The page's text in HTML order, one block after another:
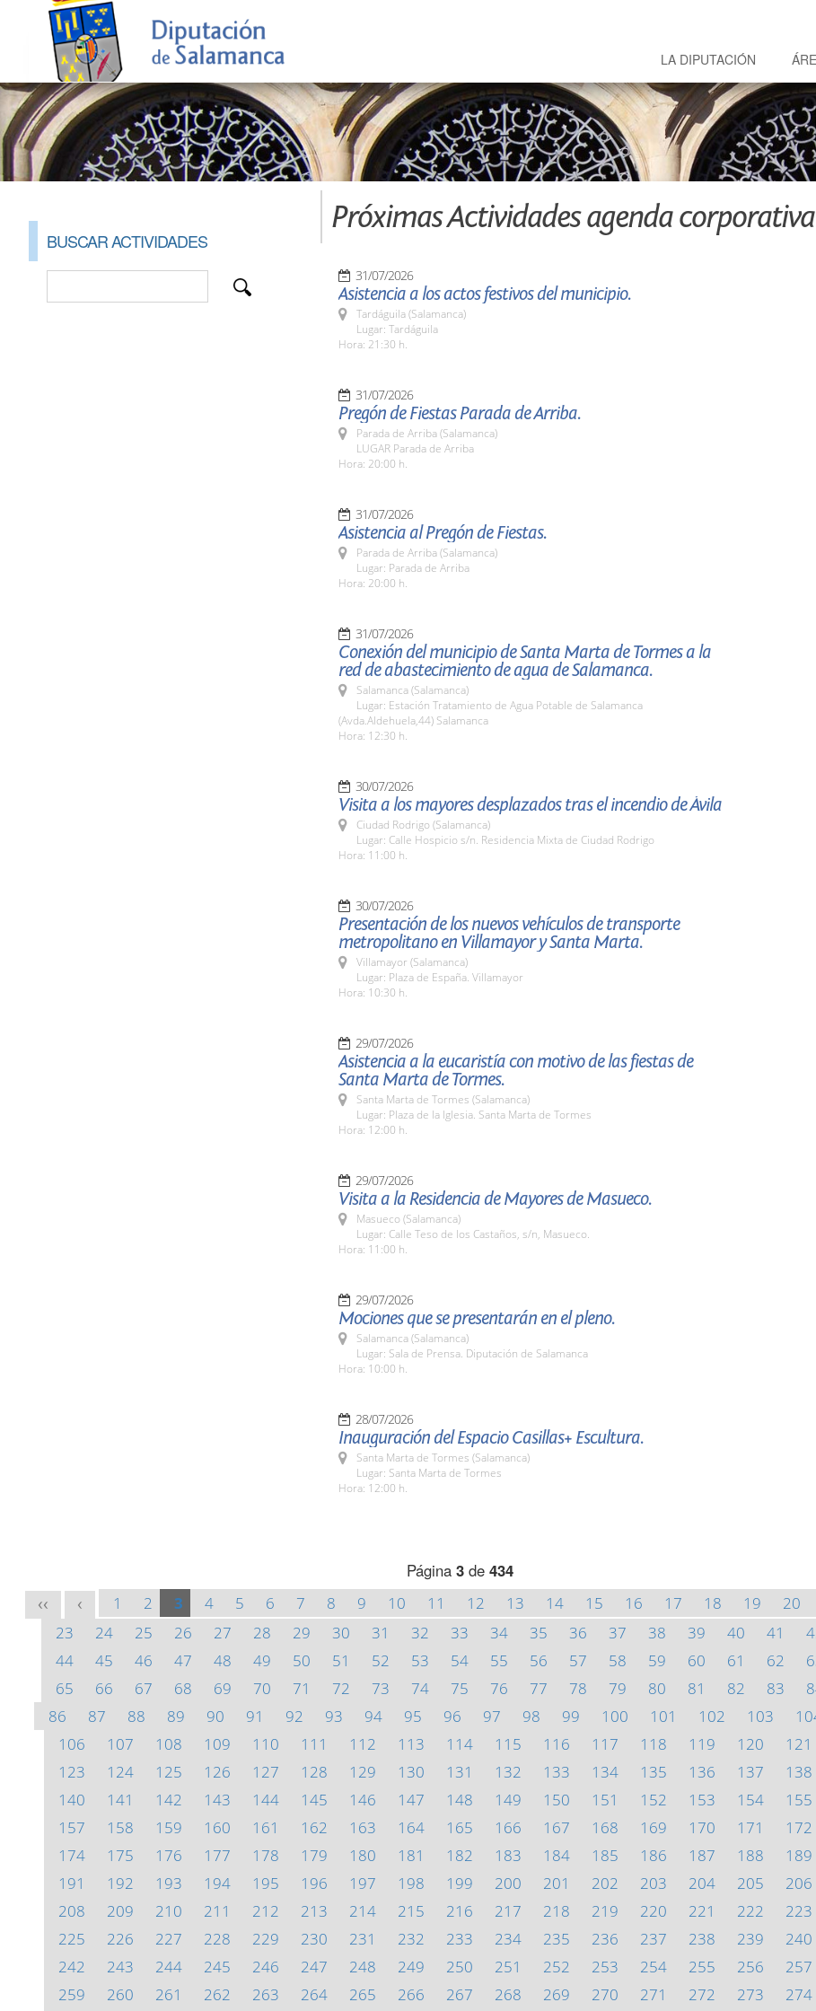
LA DIPUTACIÓN
BUSCAR ACTIVIDADES
Próximas Actividades agenda corporativa
31/07/2026
Asistencia a los actos festivos del municipio.
Tardáguila (Salamanca)
Lugar: Tardáguila
Hora: 21:30 h.
31/07/2026
Pregón de Fiestas Parada de Arriba.
Parada de Arriba (Salamanca)
LUGAR Parada de Arriba
Hora: 20:00 h.
31/07/2026
Asistencia al Pregón de Fiestas.
Parada de Arriba (Salamanca)
Lugar: Parada de Arriba
Hora: 20:00 h.
31/07/2026
Conexión del municipio de Santa Marta de Tormes a la
red de abastecimiento de agua de Salamanca.
Salamanca (Salamanca)
Lugar: Estación Tratamiento de Agua Potable de Salamanca
(Avda.Aldehuela,44) Salamanca
Hora: 12:30 h.
30/07/2026
Visita a los mayores desplazados tras el incendio de Ávila
Ciudad Rodrigo (Salamanca)
Lugar: Calle Hospicio s/n. Residencia Mixta de Ciudad Rodrigo
Hora: 11:00 h.
30/07/2026
Presentación de los nuevos vehículos de transporte
metropolitano en Villamayor y Santa Marta.
Villamayor (Salamanca)
Lugar: Plaza de España. Villamayor
Hora: 10:30 h.
29/07/2026
Asistencia a la eucaristía con motivo de las fiestas de
Santa Marta de Tormes.
Santa Marta de Tormes (Salamanca)
Lugar: Plaza de la Iglesia. Santa Marta de Tormes
Hora: 12:00 h.
29/07/2026
Visita a la Residencia de Mayores de Masueco.
Masueco (Salamanca)
Lugar: Calle Teso de los Castaños, s/n, Masueco.
Hora: 11:00 h.
29/07/2026
Mociones que se presentarán en el pleno.
Salamanca (Salamanca)
Lugar: Sala de Prensa. Diputación de Salamanca
Hora: 10:00 h.
28/07/2026
Inauguración del Espacio Casillas+ Escultura.
Santa Marta de Tormes (Salamanca)
Lugar: Santa Marta de Tormes
Hora: 12:00 h.
Página 3de 434
<< < 1 2 3 4 5 6 7 8 9 10 11 12 13 14 15 16 17 18 19 20
23
24 25 26 27 28 29 30 31 32 33 34 35 36 37 38 39 40 41
44
45 46 47 48 49 50 51 52 53 54 55 56 57 58 59 60 61 62
65
66 67 68 69 70 71 72 73 74 75 76 77 78 79 80 81 82 83
86
87 88 89 90 91 92 93 94 95 96 97 98 99 100 101 102 103
106
107 108 109 110 111 112 113 114 115 116 117 118 119 120 121
123
124 125 126 127 128 129 130 131 132 133 134 135 136 137 138
140
141 142 143 144 145 146 147 148 149 150 151 152 153 154 155
157
158 159 160 161 162 163 164 165 166 167 168 169 170 171 172
174
175 176 177 178 179 180 181 182 183 184 185 186 187 188 189
191
192 193 194 195 196 197 198 199 200 201 202 203 204 205 206
208
209 210 211 212 213 214 215 216 217 218 219 220 221 222 223
225
226 227 228 229 230 231 232 233 234 235 236 237 238 239 240
242
243 244 245 246 247 248 249 250 251 252 253 254 255 256 257
259
260 261 262 263 264 265 266 267 268 269 270 271 272 273 274